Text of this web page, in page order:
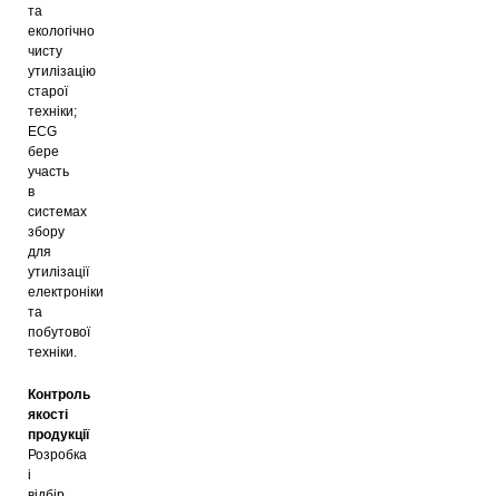
та
екологічно
чисту
утилізацію
старої
техніки;
ECG
бере
участь
в
системах
збору
для
утилізації
електроніки
та
побутової
техніки.
Контроль
якості
продукції
Розробка
і